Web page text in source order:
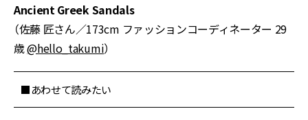
Ancient Greek Sandals
（佐藤 匠さん／173cm ファッションコーディネーター 29
歳@hello_takumi）
■あわせて読みたい